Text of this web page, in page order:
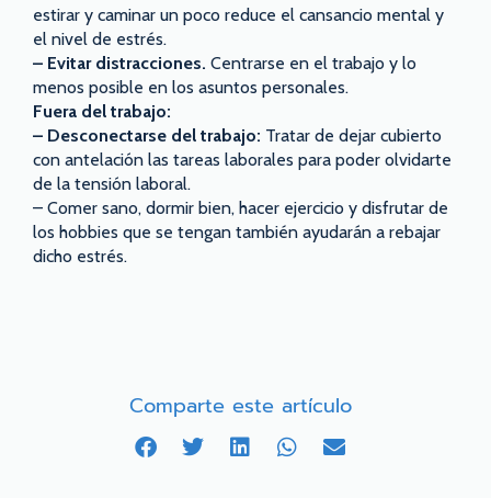
estirar y caminar un poco reduce el cansancio mental y
el nivel de estrés.
– Evitar distracciones. Centrarse en el trabajo y lo
menos posible en los asuntos personales.
Fuera del trabajo:
– Desconectarse del trabajo: Tratar de dejar cubierto
con antelación las tareas laborales para poder olvidarte
de la tensión laboral.
– Comer sano, dormir bien, hacer ejercicio y disfrutar de
los hobbies que se tengan también ayudarán a rebajar
dicho estrés.
Comparte este artículo